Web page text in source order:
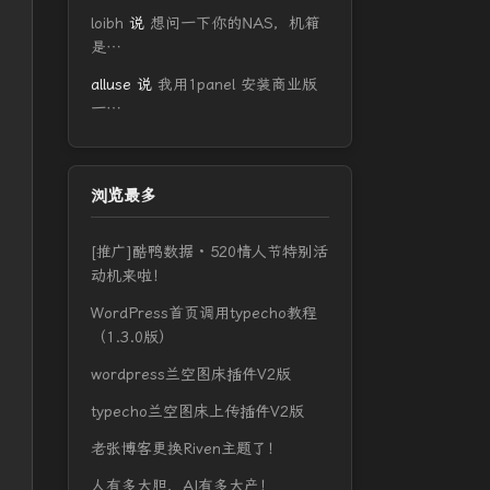
loibh 说 想问一下你的NAS，机箱
是…
alluse 说 我用1panel 安装商业版
一…
浏览最多
[推广]酷鸭数据 · 520情人节特别活
动机来啦！
WordPress首页调用typecho教程
（1.3.0版）
wordpress兰空图床插件V2版
typecho兰空图床上传插件V2版
老张博客更换Riven主题了！
人有多大胆，AI有多大产！